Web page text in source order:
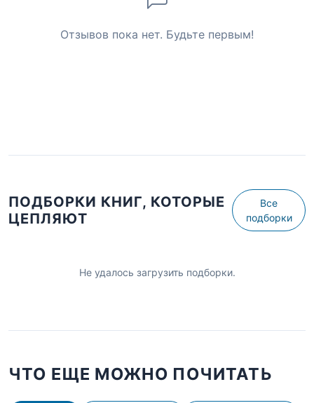
Отзывов пока нет. Будьте первым!
ПОДБОРКИ КНИГ, КОТОРЫЕ
ЦЕПЛЯЮТ
Все
подборки
Не удалось загрузить подборки.
ЧТО ЕЩЕ МОЖНО ПОЧИТАТЬ